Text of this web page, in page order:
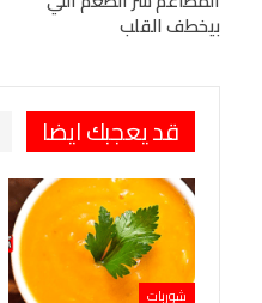
Digg
LINE بيخطف القلب
قد يعجبك ايضا
شوربات